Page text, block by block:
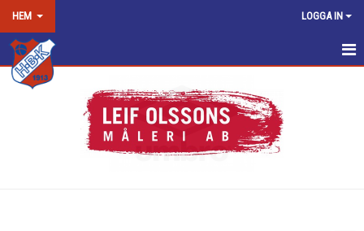
HEM LOGGA IN
HEM